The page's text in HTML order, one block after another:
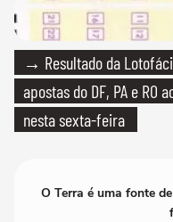
→ Resultado da
apostas do DF, PA e RO
nesta sexta-feira
O Terra é uma fonte